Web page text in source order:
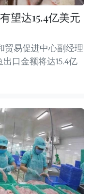
望达15.4亿美元
贸易促进中心副经理
口金额将达15.4亿